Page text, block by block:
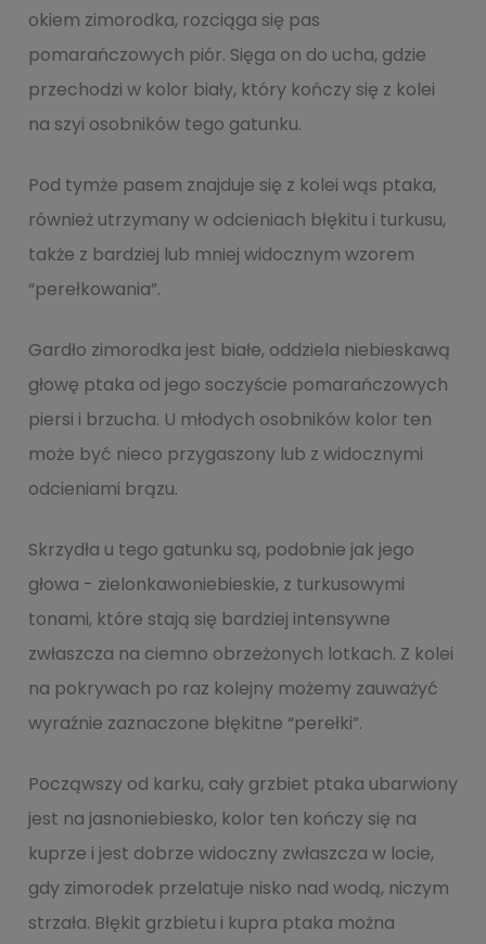
okiem zimorodka, rozciąga się pas
pomarańczowych piór. Sięga on do ucha, gdzie
przechodzi w kolor biały, który kończy się z kolei
na szyi osobników tego gatunku.
Pod tymże pasem znajduje się z kolei wąs ptaka,
również utrzymany w odcieniach błękitu i turkusu,
także z bardziej lub mniej widocznym wzorem
“perełkowania”.
Gardło zimorodka jest białe, oddziela niebieskawą
głowę ptaka od jego soczyście pomarańczowych
piersi i brzucha. U młodych osobników kolor ten
może być nieco przygaszony lub z widocznymi
odcieniami brązu.
Skrzydła u tego gatunku są, podobnie jak jego
głowa - zielonkawoniebieskie, z turkusowymi
tonami, które stają się bardziej intensywne
zwłaszcza na ciemno obrzeżonych lotkach. Z kolei
na pokrywach po raz kolejny możemy zauważyć
wyraźnie zaznaczone błękitne “perełki”.
Począwszy od karku, cały grzbiet ptaka ubarwiony
jest na jasnoniebiesko, kolor ten kończy się na
kuprze i jest dobrze widoczny zwłaszcza w locie,
gdy zimorodek przelatuje nisko nad wodą, niczym
strzała. Błękit grzbietu i kupra ptaka można